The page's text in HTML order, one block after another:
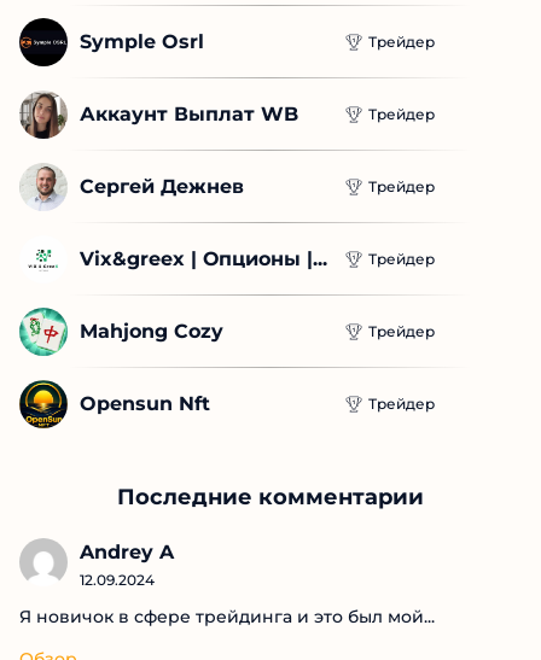
Symple Osrl Трейдер
Аккаунт Выплат WB Трейдер
Сергей Дежнев Трейдер
Vix&greex | Опционы |... Трейдер
Mahjong Cozy Трейдер
Opensun Nft Трейдер
Последние комментарии
Andrey A
12.09.2024
Я новичок в сфере трейдинга и это был мой...